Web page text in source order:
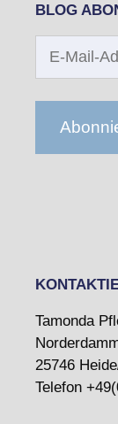
BLOG
Mail-
Tamonda
25746
Telefon